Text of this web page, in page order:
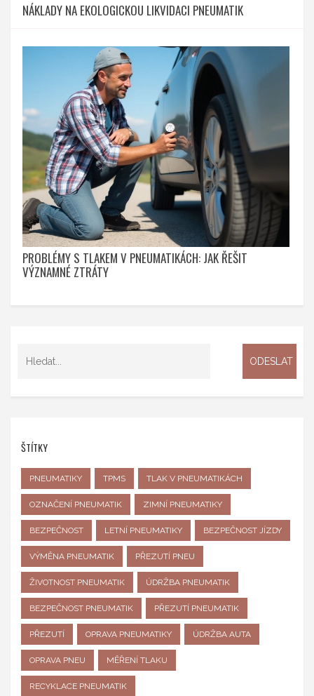
NÁKLADY NA EKOLOGICKOU LIKVIDACI PNEUMATIK
PROBLÉMY S TLAKEM V PNEUMATIKÁCH: JAK ŘEŠIT
VÝZNAMNÉ ZTRÁTY
ŠTÍTKY
PNEUMATIKY TPMS TLAK V PNEUMATIKÁCH
OZNAČENÍ PNEUMATIK ZIMNÍ PNEUMATIKY
BEZPEČNOST LETNÍ PNEUMATIKY BEZPEČNOST JÍZDY
VÝMĚNA PNEUMATIK PŘEZUTÍ PNEU
ŽIVOTNOST PNEUMATIK ÚDRŽBA PNEUMATIK
BEZPEČNOST PNEUMATIK PŘEZUTÍ PNEUMATIK
PŘEZUTÍ OPRAVA PNEUMATIKY ÚDRŽBA AUTA
OPRAVA PNEU MĚŘENÍ TLAKU
RECYKLACE PNEUMATIK